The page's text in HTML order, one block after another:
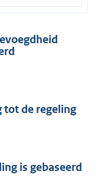
tot de regeling
is gebaseerd